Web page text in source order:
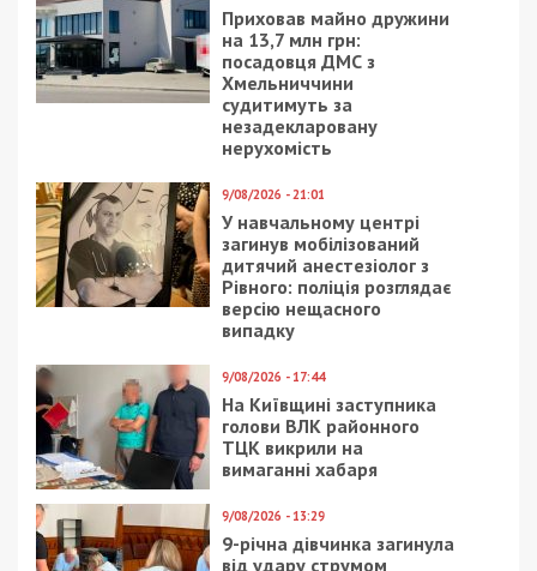
Приховав майно дружини
на 13,7 млн грн:
посадовця ДМС з
Хмельниччини
судитимуть за
незадекларовану
нерухомість
9/08/2026 - 21:01
У навчальному центрі
загинув мобілізований
дитячий анестезіолог з
Рівного: поліція розглядає
версію нещасного
випадку
9/08/2026 - 17:44
На Київщині заступника
голови ВЛК районного
ТЦК викрили на
вимаганні хабаря
9/08/2026 - 13:29
9-річна дівчинка загинула
від удару струмом